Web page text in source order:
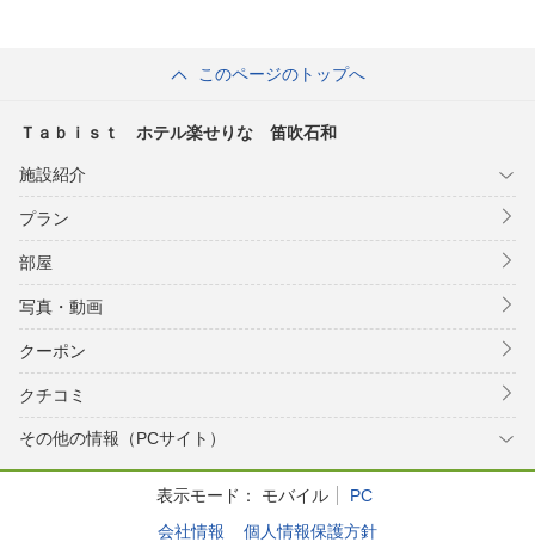
このページのトップへ
Ｔａｂｉｓｔ ホテル楽せりな 笛吹石和
施設紹介
プラン
部屋
写真・動画
クーポン
クチコミ
その他の情報（PCサイト）
表示モード： モバイル
PC
会社情報
個人情報保護方針